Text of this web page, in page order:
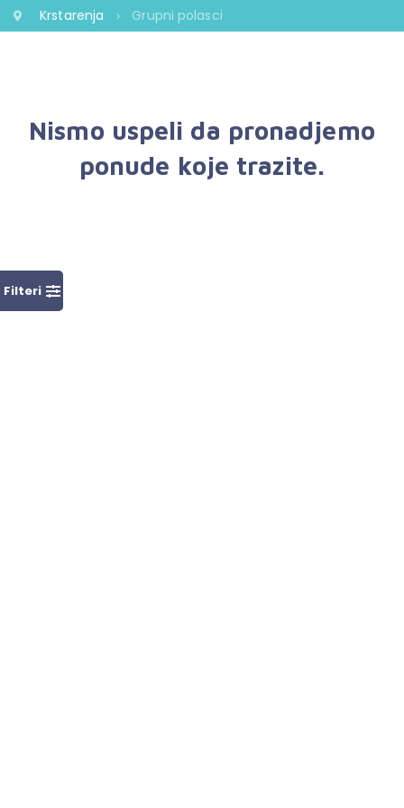
Krstarenja Grupni polasci
Filteri
Nismo uspeli da pronadjemo
ponude koje trazite.